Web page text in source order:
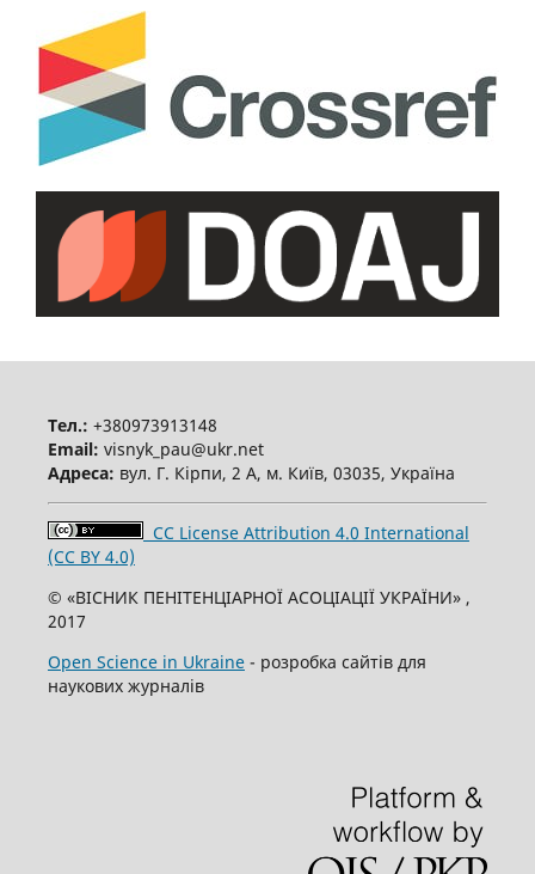
Тел.: +380973913148
Email: visnyk_pau@ukr.net
Адреса: вул. Г. Кірпи, 2 А, м. Київ, 03035, Україна
CC License Attribution 4.0 International
(CC BY 4.0)
© «ВІСНИК ПЕНІТЕНЦІАРНОЇ АСОЦІАЦІЇ УКРАЇНИ» ,
2017
Open Science in Ukraine- розробка сайтів для
наукових журналів